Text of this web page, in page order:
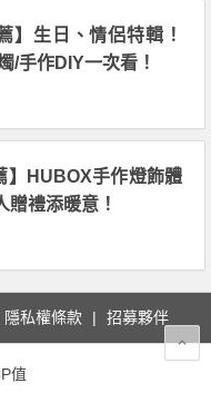
】生日、情侶特輯！
/手作DIY一次看！
】HUBOX手作燈飾體
贈禮添暖意！
隱私權條款 招募夥伴
值